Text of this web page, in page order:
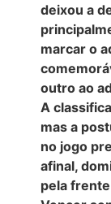
deixou a
marcar o
outro ao
A
mas a
no jogo
afinal,
pela